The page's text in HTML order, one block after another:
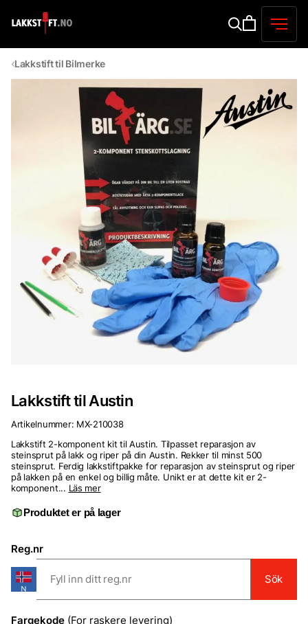
Lakkstift til Bilmerke
Lakkstift til Austin
Artikelnummer: MX-210038
Lakkstift 2-komponent kit til Austin. Tilpasset reparasjon av
steinsprut på lakk og riper på din Austin. Rekker til minst 500
steinsprut. Ferdig lakkstiftpakke for reparasjon av steinsprut og riper
på lakken på en enkel og billig måte. Unikt er at dette kit er 2-
komponent... Läs mer
Produktet er på lager
Reg.nr
Sök
Fargekode (For raskere levering)